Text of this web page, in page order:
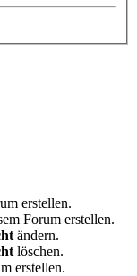
erstellen.
Forum erstellen.
ändern.
löschen.
erstellen.